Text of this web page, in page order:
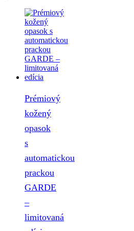
Prémiový
kožený
opasok
s
automatickou
prackou
GARDE
–
limitovaná